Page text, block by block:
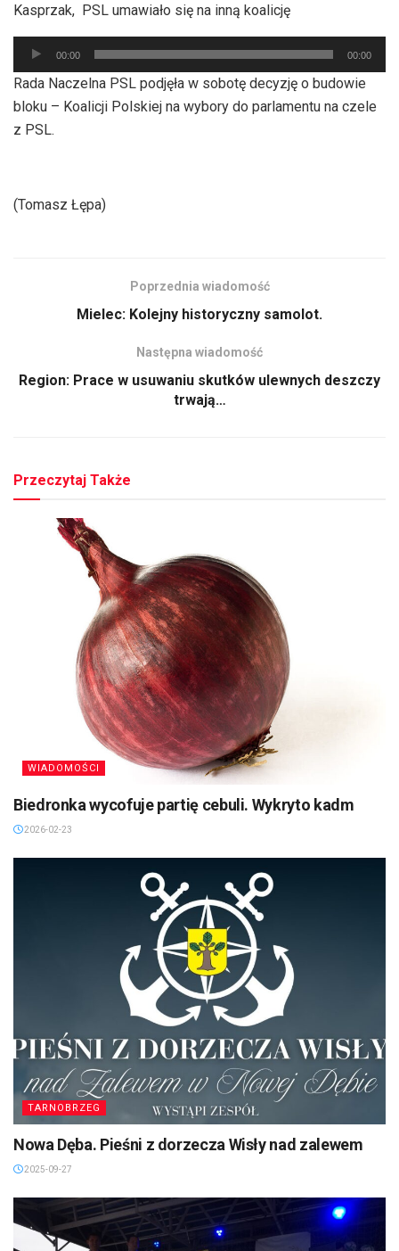
Kasprzak, PSL umawiało się na inną koalicję
Odtwarzacz
plików
dźwiękowych
00:00 00:00
Rada Naczelna PSL podjęła w sobotę decyzję o budowie
bloku – Koalicji Polskiej na wybory do parlamentu na czele
z PSL.
(Tomasz Łępa)
Poprzednia wiadomość
Mielec: Kolejny historyczny samolot.
Następna wiadomość
Region: Prace w usuwaniu skutków ulewnych deszczy
trwają…
Przeczytaj Także
WIADOMOŚCI
Biedronka wycofuje partię cebuli. Wykryto kadm
2026-02-23
TARNOBRZEG
Nowa Dęba. Pieśni z dorzecza Wisły nad zalewem
2025-09-27